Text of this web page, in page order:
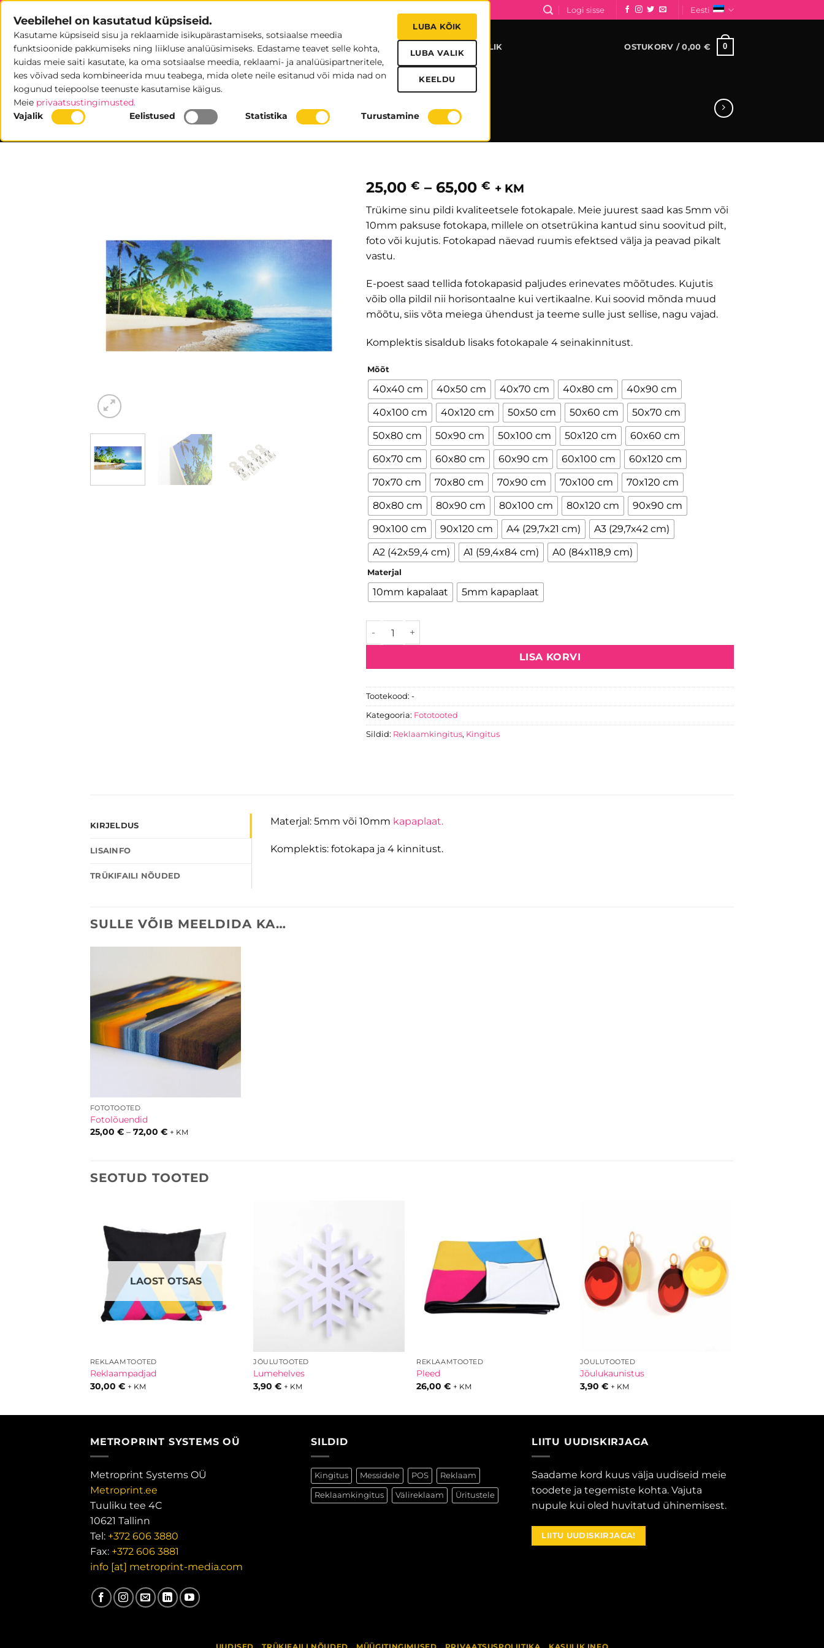
Skip
content
Logi sisse Eesti
POOD UUDISED MEIST TRÜKIFAILID KASULIK OSTUKORV /0,00 € 0
Fotokapad
FOTOTOOTED
25,00 € – 65,00 € Hinnavahemik:
kuni
65,00 €
+ KM
Trükime sinu pildi kvaliteetsele fotokapale. Meie juurest saad kas 5mm või
10mm paksuse fotokapa, millele on otsetrükina kantud sinu soovitud pilt,
foto või kujutis. Fotokapad näevad ruumis efektsed välja ja peavad pikalt
vastu.
E-poest saad tellida fotokapasid paljudes erinevates mõõtudes. Kujutis
võib olla pildil nii horisontaalne kui vertikaalne. Kui soovid mõnda muud
mõõtu, siis võta meiega ühendust ja teeme sulle just sellise, nagu vajad.
Komplektis sisaldub lisaks fotokapale 4 seinakinnitust.
Mõõt
40x40 cm 40x50 cm 40x70 cm 40x80 cm
40x90 cm
40x100 cm
40x120 cm 50x50 cm 50x60 cm
50x70 cm
50x80 cm
50x90 cm 50x100 cm 50x120 cm
60x60 cm
60x70 cm
60x80 cm 60x90 cm 60x100 cm
60x120 cm
70x70 cm
70x80 cm 70x90 cm 70x100 cm
70x120 cm
80x80 cm
80x90 cm 80x100 cm 80x120 cm
90x90 cm
90x100 cm
90x120 cm A4 (29,7x21 cm)
A3 (29,7x42 cm)
A2 (42x59,4 cm)
A1 (59,4x84 cm) A0 (84x118,9 cm)
Materjal
10mm kapalaat 5mm kapaplaat
LISA KORVI
Tootekood: -
Kategooria: Fototooted
Sildid: Reklaamkingitus, Kingitus
KIRJELDUS
LISAINFO
TRÜKIFAILI NÕUDED
Materjal: 5mm või 10mm kapaplaat.
Komplektis: fotokapa ja 4 kinnitust.
SULLE VÕIB MEELDIDA KA…
FOTOTOOTED
Fotolõuendid
25,00 € – 72,00 €Hinnavahemik:
+ KM
SEOTUD TOOTED
LAOST OTSAS
REKLAAMTOOTED
Reklaampadjad
30,00 € + KM
JÕULUTOOTED
Lumehelves
3,90€ + KM
REKLAAMTOOTED
Pleed
26,00€ + KM
JÕULUTOOTED
Jõulukaunistus
3,90 € + KM
Veebilehel on kasutatud küpsiseid.
Kasutame küpsiseid sisu ja reklaamide isikupärastamiseks, sotsiaalse meedia
funktsioonide pakkumiseks ning liikluse analüüsimiseks. Edastame teavet selle kohta,
kuidas meie saiti kasutate, ka oma sotsiaalse meedia, reklaami- ja analüüsipartneritele,
kes võivad seda kombineerida muu teabega, mida olete neile esitanud või mida nad on
kogunud teiepoolse teenuste kasutamise käigus.
Meie privaatsustingimusted.
LUBA KÕIK
LUBA VALIK
KEELDU
Vajalik Eelistused Statistika Turustamine
METROPRINT SYSTEMS OÜ
Metroprint Systems OÜ
Metroprint.ee
Tuuliku tee 4C
10621 Tallinn
Tel: +372 606 3880
Fax: +372 606 3881
info [at] metroprint-media.com
SILDID
Kingitus Messidele POS Reklaam
Reklaamkingitus Välireklaam Üritustele
LIITU UUDISKIRJAGA
Saadame kord kuus välja uudiseid meie
toodete ja tegemiste kohta. Vajuta
nupule kui oled huvitatud ühinemisest.
LIITU UUDISKIRJAGA!